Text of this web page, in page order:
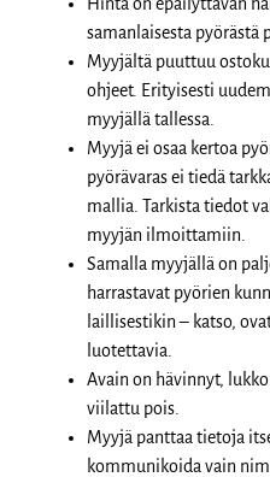
samanlaisesta pyörästä
Myyjältä puuttuu
ohjeet. Erityisesti
myyjällä tallessa.
Myyjä ei osaa kertoa
pyörävaras ei tiedä
mallia. Tarkista tiedot
myyjän ilmoittamiin.
Samalla myyjällä on
harrastavat pyörien
laillisestikin – katso,
luotettavia.
Avain on hävinnyt,
viilattu pois.
Myyjä panttaa tietoja
kommunikoida vain